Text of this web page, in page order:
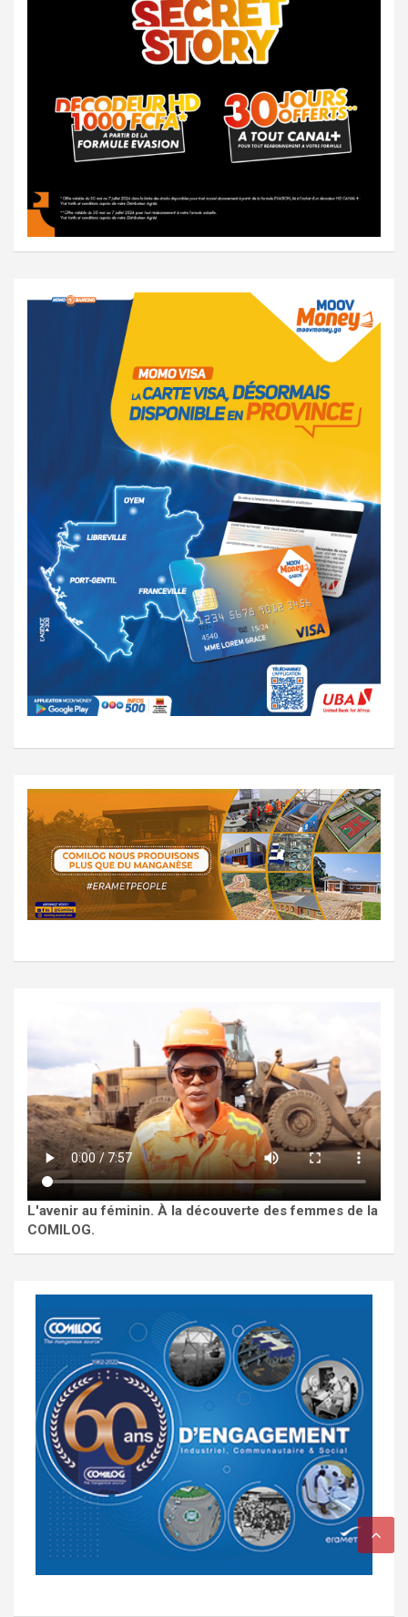
L'avenir au féminin. À la découverte des femmes de la
COMILOG.